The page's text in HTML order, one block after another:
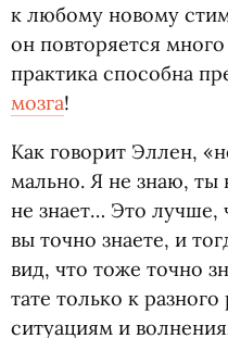
к любому новому
он повторяется много
практика способна
мозга!
Как говорит Эллен,
мально. Я не знаю, ты
не знает… Это лучше,
вы точно зна­ете, и
вид, что тоже точно
тате только к
ситу­а­циям и